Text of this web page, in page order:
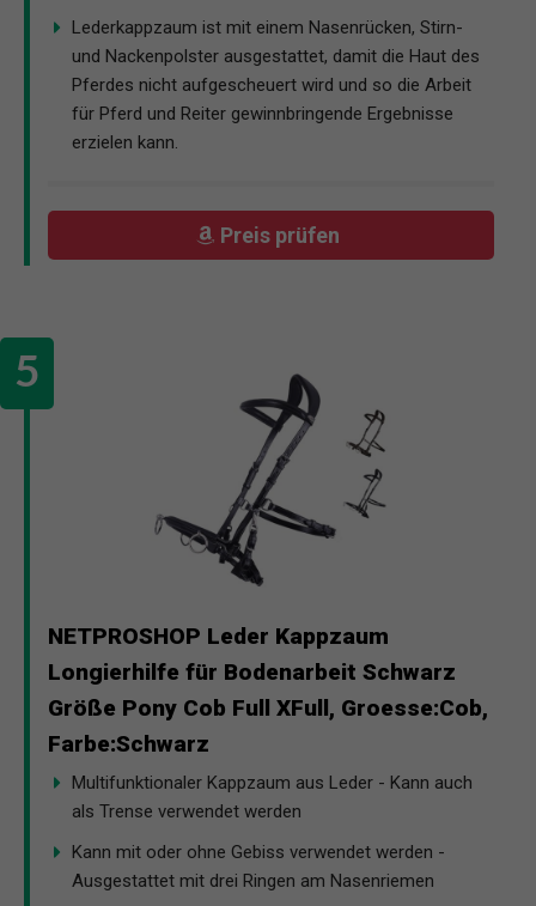
Lederkappzaum ist mit einem Nasenrücken, Stirn-
und Nackenpolster ausgestattet, damit die Haut des
Pferdes nicht aufgescheuert wird und so die Arbeit
für Pferd und Reiter gewinnbringende Ergebnisse
erzielen kann.
Preis prüfen
NETPROSHOP Leder Kappzaum
Longierhilfe für Bodenarbeit Schwarz
Größe Pony Cob Full XFull, Groesse:Cob,
Farbe:Schwarz
Multifunktionaler Kappzaum aus Leder - Kann auch
als Trense verwendet werden
Kann mit oder ohne Gebiss verwendet werden -
Ausgestattet mit drei Ringen am Nasenriemen